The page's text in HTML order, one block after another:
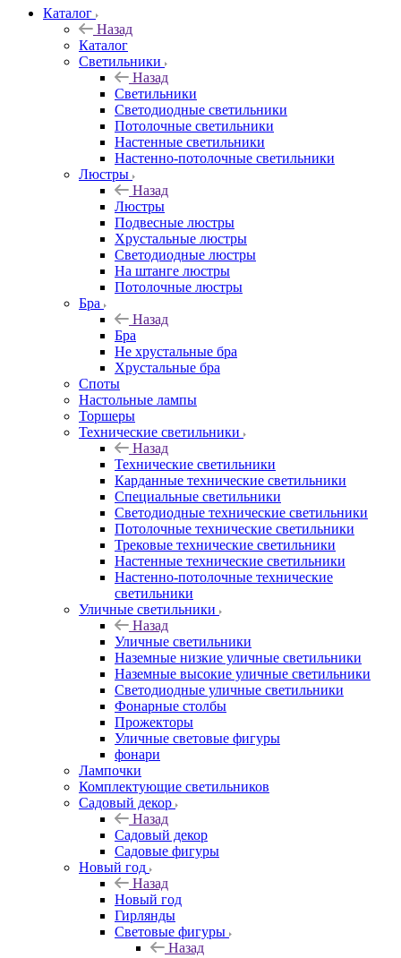
Каталог
Назад
Каталог
Светильники
Назад
Светильники
Светодиодные светильники
Потолочные светильники
Настенные светильники
Настенно-потолочные светильники
Люстры
Назад
Люстры
Подвесные люстры
Хрустальные люстры
Светодиодные люстры
На штанге люстры
Потолочные люстры
Бра
Назад
Бра
Не хрустальные бра
Хрустальные бра
Споты
Настольные лампы
Торшеры
Технические светильники
Назад
Технические светильники
Карданные технические светильники
Специальные светильники
Светодиодные технические светильники
Потолочные технические светильники
Трековые технические светильники
Настенные технические светильники
Настенно-потолочные технические
светильники
Уличные светильники
Назад
Уличные светильники
Наземные низкие уличные светильники
Наземные высокие уличные светильники
Светодиодные уличные светильники
Фонарные столбы
Прожекторы
Уличные световые фигуры
фонари
Лампочки
Комплектующие светильников
Садовый декор
Назад
Садовый декор
Садовые фигуры
Новый год
Назад
Новый год
Гирлянды
Световые фигуры
Назад